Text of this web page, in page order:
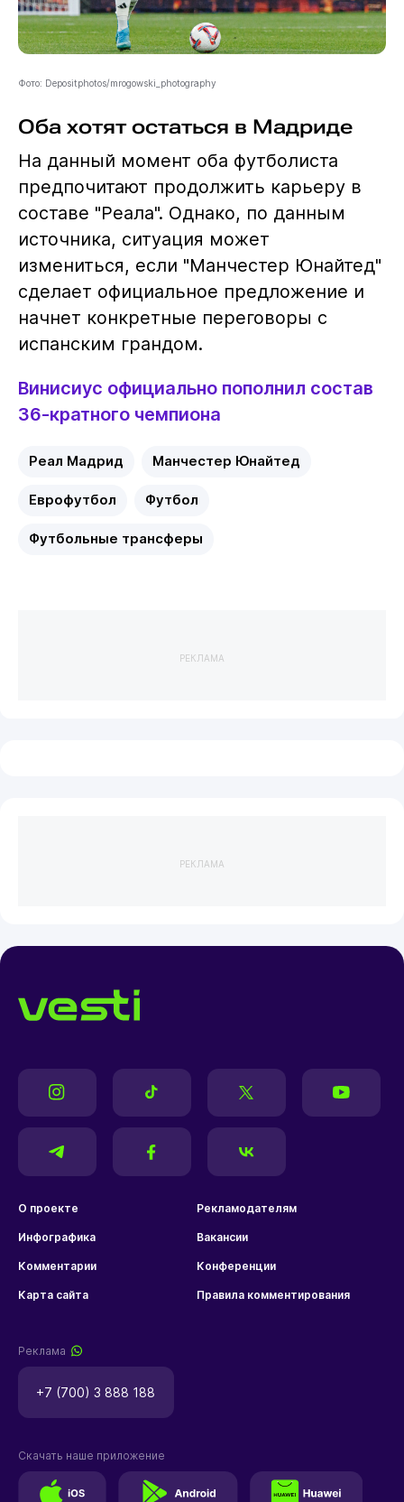
Фото: Depositphotos/mrogowski_photography
Оба хотят остаться в Мадриде
На данный момент оба футболиста
предпочитают продолжить карьеру в
составе "Реала". Однако, по данным
источника, ситуация может
измениться, если "Манчестер Юнайтед"
сделает официальное предложение и
начнет конкретные переговоры с
испанским грандом.
Винисиус официально пополнил состав
36-кратного чемпиона
Реал Мадрид Манчестер Юнайтед
Еврофутбол Футбол
Футбольные трансферы
РЕКЛАМА
РЕКЛАМА
О проекте Рекламодателям
Инфографика Вакансии
Комментарии Конференции
Карта сайта Правила комментирования
Реклама
+7 (700) 3 888 188
Скачать наше приложение